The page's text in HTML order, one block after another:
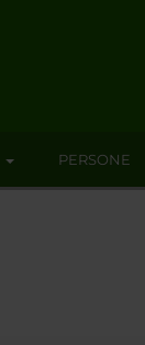
PERSONE